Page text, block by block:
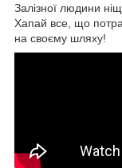
Залізної людини
Хапай все, що
на своєму шляху!